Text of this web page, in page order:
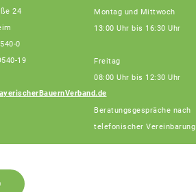
24
0
19
Montag und Mittwoch
13:00 Uhr bis 16:30 Uhr
Freitag
08:00 Uhr bis 12:30 Uhr
Beratungsgespräche nach
telefonischer Vereinbarung